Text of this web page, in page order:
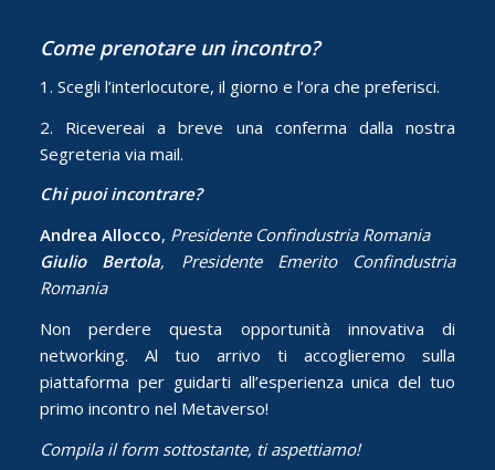
Come prenotare un incontro?
1. Scegli l’interlocutore, il giorno e l’ora che preferisci.
2. Ricevereai a breve una conferma dalla nostra
Segreteria via mail.
Chi puoi incontrare?
Andrea Allocco, Presidente Confindustria Romania
Giulio Bertola, Presidente Emerito Confindustria
Romania
Non perdere questa opportunità innovativa di
networking. Al tuo arrivo ti accoglieremo sulla
piattaforma per guidarti all’esperienza unica del tuo
primo incontro nel Metaverso!
Compila il form sottostante, ti aspettiamo!